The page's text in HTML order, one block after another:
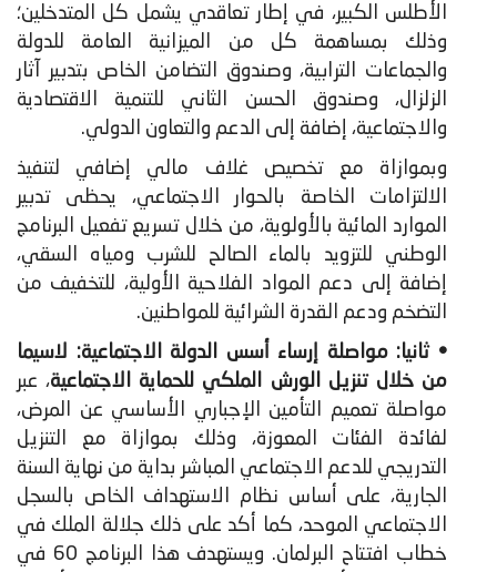
الأطلس الكبير، في إطار تعاقدي يشمل كل المتدخلين؛
وذلك بمساهمة كل من الميزانية العامة للدولة
والجماعات الترابية، وصندوق التضامن الخاص بتدبير آثار
الزلزال، وصندوق الحسن الثاني للتنمية الاقتصادية
والاجتماعية، إضافة إلى الدعم والتعاون الدولي.
وبموازاة مع تخصيص غلاف مالي إضافي لتنفيذ
الالتزامات الخاصة بالحوار الاجتماعي، يحظى تدبير
الموارد المائية بالأولوية، من خلال تسريع تفعيل البرنامج
الوطني للتزويد بالماء الصالح للشرب ومياه السقي،
إضافة إلى دعم المواد الفلاحية الأولية، للتخفيف من
التضخم ودعم القدرة الشرائية للمواطنين.
• ثانيا: مواصلة إرساء أسس الدولة الاجتماعية: لاسيما
من خلال تنزيل الورش الملكي للحماية الاجتماعية، عبر
مواصلة تعميم التأمين الإجباري الأساسي عن المرض،
لفائدة الفئات المعوزة، وذلك بموازاة مع التنزيل
التدريجي للدعم الاجتماعي المباشر بداية من نهاية السنة
الجارية، على أساس نظام الاستهداف الخاص بالسجل
الاجتماعي الموحد، كما أكد على ذلك جلالة الملك في
خطاب افتتاح البرلمان. ويستهدف هذا البرنامج 60 في